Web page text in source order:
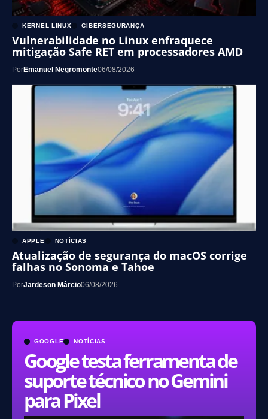
GOOGLE NOTÍCIAS
Google testa ferramenta de
suporte técnico no Gemini
para Pixel
KERNEL LINUX CIBERSEGURANÇA
Vulnerabilidade no Linux enfraquece
mitigação Safe RET em processadores AMD
PorEmanuel Negromonte06/08/2026
APPLE NOTÍCIAS
Atualização de segurança do macOS corrige
falhas no Sonoma e Tahoe
PorJardeson Márcio06/08/2026